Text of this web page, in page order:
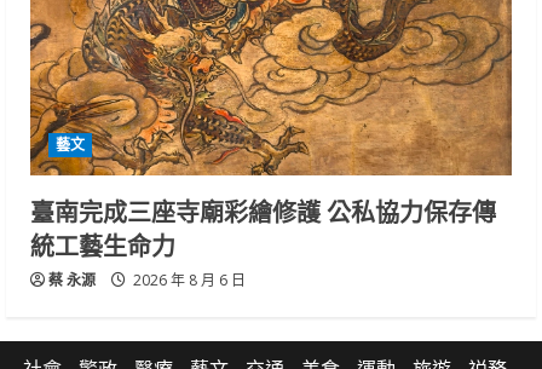
藝文
臺南完成三座寺廟彩繪修護 公私協力保存傳
統工藝生命力
蔡 永源 2026 年 8 月 6 日